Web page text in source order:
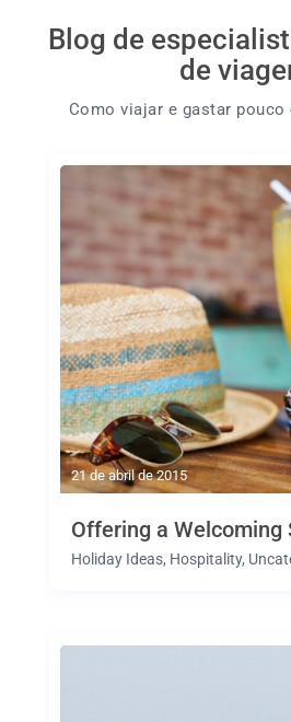
Blog de
de
Como viajar e gastar pouco
21 de abril de 2015
Offering a Welcoming
Holiday Ideas, Hospitality,